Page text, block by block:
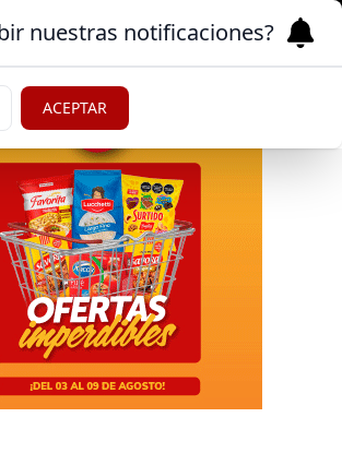
nuestras notificaciones?
ACEPTAR